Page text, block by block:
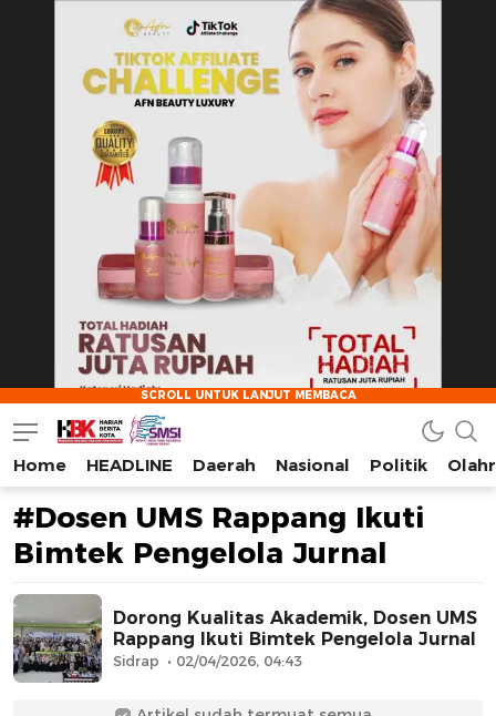
HarianBeritaKota
Mengabarkan Setiap Detil, Sudut, dan Cerita Kota
Home HEADLINE Daerah Nasional Politik
#Dosen UMS Rappang Ikuti
Bimtek Pengelola Jurnal
Dorong Kualitas Akademik, Dosen UMS
Rappang Ikuti Bimtek Pengelola Jurnal
Sidrap 02/04/2026, 04:43